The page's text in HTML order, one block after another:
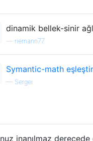
dinamik bellek-sinir
riemann77
Symantic-math
— Sergei
inanılmaz